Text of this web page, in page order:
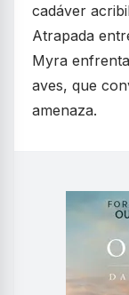
cadáver
Atrapada
Myra
aves, que
amenaza.